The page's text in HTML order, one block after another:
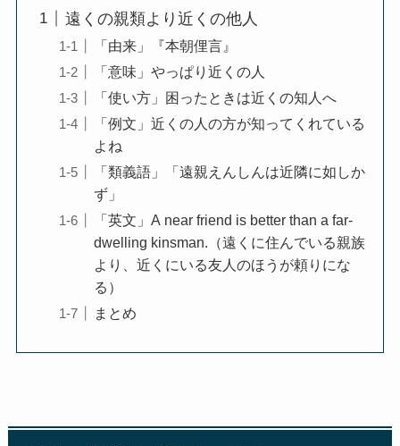
遠くの親類より近くの他人
「由来」『本朝俚言』
「意味」やっぱり近くの人
「使い方」困ったときは近くの知人へ
「例文」近くの人の方が知ってくれている
よね
「類義語」「遠親えんしんは近隣に如しか
ず」
「英文」A near friend is better than a far-
dwelling kinsman.（遠くに住んでいる親族
より、近くにいる友人のほうが頼りにな
る）
まとめ